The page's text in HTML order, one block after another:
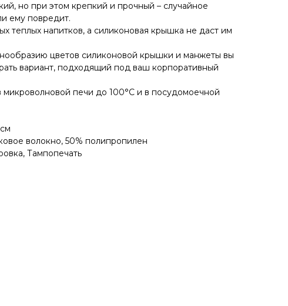
но при этом крепкий и прочный – случайное
ему повредит.
теплых напитков, а силиконовая крышка не даст им
цветов силиконовой крышки и манжеты вы
вариант, подходящий под ваш корпоративный
микроволновой печи до 100°C и в посудомоечной
волокно, 50% полипропилен
Тампопечать